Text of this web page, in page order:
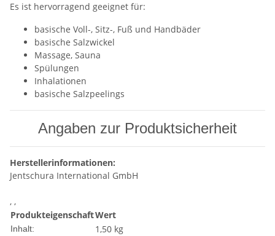
Es ist hervorragend geeignet für:
basische Voll-, Sitz-, Fuß und Handbäder
basische Salzwickel
Massage, Sauna
Spülungen
Inhalationen
basische Salzpeelings
Angaben zur Produktsicherheit
Herstellerinformationen:
Jentschura International GmbH
, ,
ProdukteigenschaftWert
Inhalt:
1,50 kg